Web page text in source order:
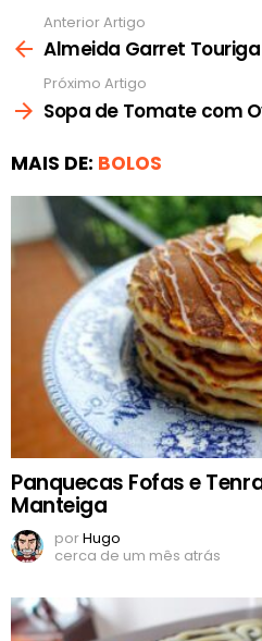
mais
Anterior Artigo
Almeida Garret
Próximo Artigo
Sopa de Tomate com
MAIS DE: BOLOS
Panquecas Fofas e
Manteiga
porHugo
cerca de um mês atrás